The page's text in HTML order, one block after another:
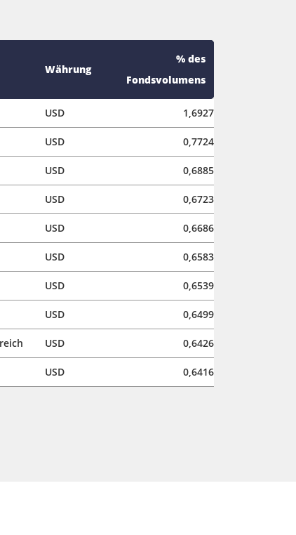
Währung
% des
Fondsvolumens
USD 1,6927
USD 0,7724
USD 0,6885
USD 0,6723
USD 0,6686
USD 0,6583
USD 0,6539
USD 0,6499
USD 0,6426
USD 0,6416